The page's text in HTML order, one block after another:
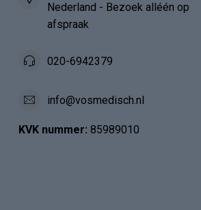
Nederland - Bezoek alléén op
afspraak
020-6942379
info@vosmedisch.nl
KVK nummer: 85989010